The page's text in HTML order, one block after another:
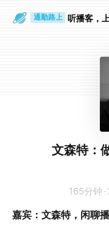
通勤路上 听播客，
文森特：
165分钟 ·
嘉宾：文森特，闲聊